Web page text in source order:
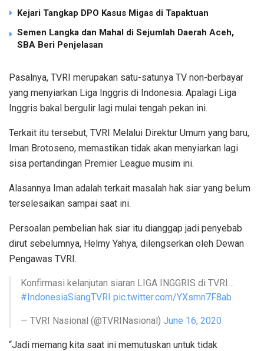
Kejari Tangkap DPO Kasus Migas di Tapaktuan
Semen Langka dan Mahal di Sejumlah Daerah Aceh,
SBA Beri Penjelasan
Pasalnya, TVRI merupakan satu-satunya TV non-berbayar
yang menyiarkan Liga Inggris di Indonesia. Apalagi Liga
Inggris bakal bergulir lagi mulai tengah pekan ini.
Terkait itu tersebut, TVRI Melalui Direktur Umum yang baru,
Iman Brotoseno, memastikan tidak akan menyiarkan lagi
sisa pertandingan Premier League musim ini.
Alasannya Iman adalah terkait masalah hak siar yang belum
terselesaikan sampai saat ini.
Persoalan pembelian hak siar itu dianggap jadi penyebab
dirut sebelumnya, Helmy Yahya, dilengserkan oleh Dewan
Pengawas TVRI.
Konfirmasi kelanjutan siaran LIGA INGGRIS di TVRI…
#IndonesiaSiangTVRI pic.twitter.com/YXsmn7F8ab
— TVRI Nasional (@TVRINasional) June 16, 2020
“Jadi memang kita saat ini memutuskan untuk tidak